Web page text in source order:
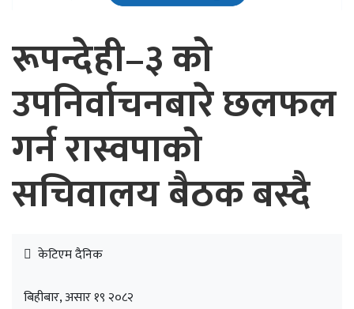
रूपन्देही–३ को
उपनिर्वाचनबारे छलफल
गर्न रास्वपाको
सचिवालय बैठक बस्दै
केटिएम दैनिक
बिहीबार, असार १९ २०८२